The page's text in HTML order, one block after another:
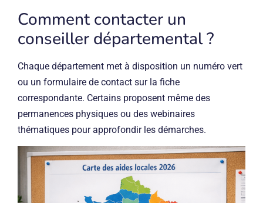
Comment contacter un
conseiller départemental ?
Chaque département met à disposition un numéro vert
ou un formulaire de contact sur la fiche
correspondante. Certains proposent même des
permanences physiques ou des webinaires
thématiques pour approfondir les démarches.